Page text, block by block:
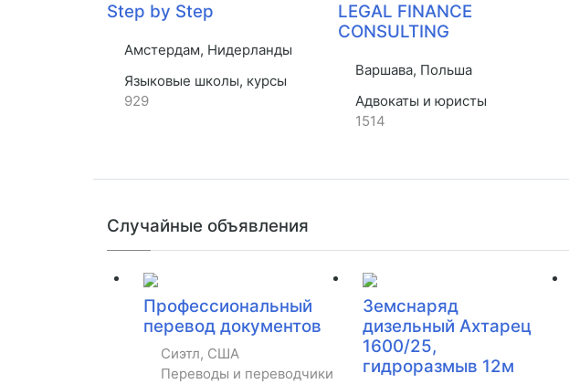
Step by Step
Амстердам, Нидерланды
Языковые школы, курсы
929
LEGAL FINANCE
CONSULTING
Варшава, Польша
Адвокаты и юристы
1514
Случайные объявления
Профессиональный
перевод документов
Сиэтл, США
Переводы и переводчики
Земснаряд
дизельный Ахтарец
1600/25,
гидроразмыв 12м